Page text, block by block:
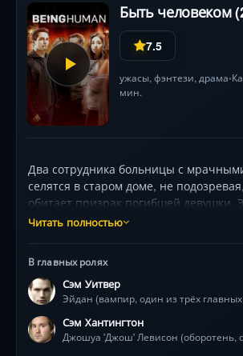
Быть человеком
7.5
ужасы, фэнтези, драма•
мин.
Два сотрудника больницы с
селятся в старом доме, не
обитает призрак погибшей девушки.
вековой историей, жаждет крови, но
эксцентричная призрачная соседка,
иной мир. Вместе они противостоят
политике кланов и прошлому, где
полнолуние, ночь охоты или встреча
мстителем грозит катастрофой. Сэм
Читать полностью
В главных ролях
Сэм Уитвер
Эйдан (вампир, один из трёх главных
Сэм Хантингтон